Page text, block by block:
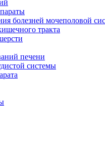
болезней мочеполовой
тракта
печени
системы